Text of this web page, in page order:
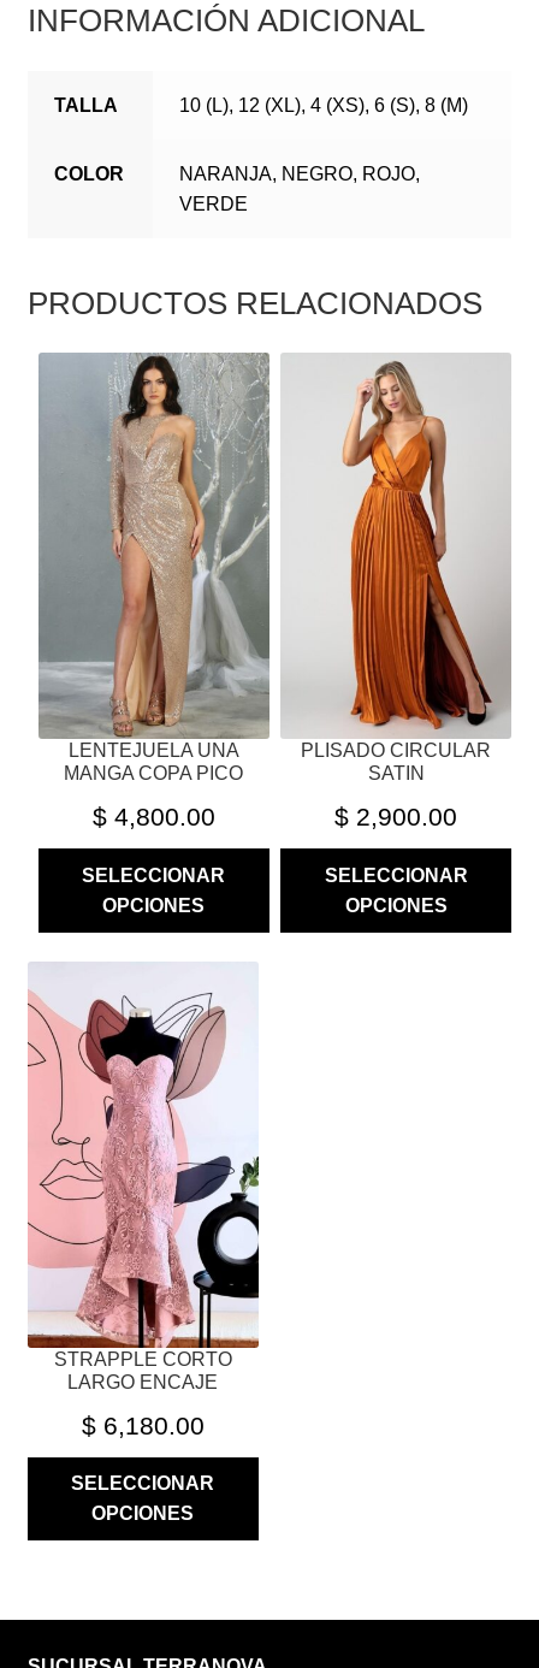
INFORMACIÓN ADICIONAL
TALLA 10 (L), 12 (XL), 4 (XS), 6 (S), 8 (M)
COLOR
NARANJA, NEGRO, ROJO,
VERDE
PRODUCTOS RELACIONADOS
LENTEJUELA UNA
MANGA COPA PICO
$4,800.00
SELECCIONAR
OPCIONES
PRODUCTO
MÚLTIPLES
VARIANTES.
OPCIONES
EN
LA
PÁGINA
PLISADO CIRCULAR
SATIN
$ 2,900.00
SELECCIONAR
OPCIONES
PRODUCTO
MÚLTIPLES
VARIANTES.
OPCIONES
PUEDEN
DE
STRAPPLE CORTO
LARGO ENCAJE
$6,180.00
SELECCIONAR
OPCIONES
PRODUCTO
TIENE
MÚLTIPLES
VARIANTES.
LAS
OPCIONES
SE
PUEDEN
ELEGIR
LA
PÁGINA